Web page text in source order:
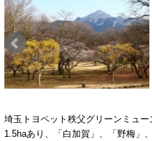
埼玉トヨペット秩父グリーンミュ
1.5haあり、「白加賀」、「野梅」